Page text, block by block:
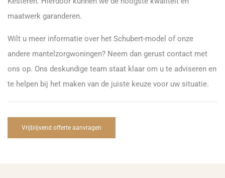
maatwerk garanderen.
Wilt u meer informatie over het Schubert-model of onze
andere mantelzorgwoningen? Neem dan gerust contact met
ons op. Ons deskundige team staat klaar om u te adviseren en
te helpen bij het maken van de juiste keuze voor uw situatie.
Vrijblijvend offerte aanvragen